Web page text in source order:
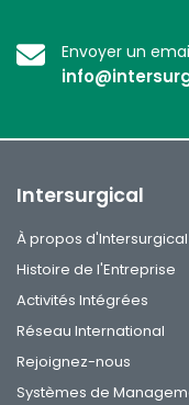
Envoyer un
Intersurgical
À propos d'Intersurgical
Histoire de l'Entreprise
Activités Intégrées
Réseau International
Rejoignez-nous
Systèmes de